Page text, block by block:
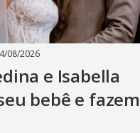
08/2026
e Isabella
bebê e fazem